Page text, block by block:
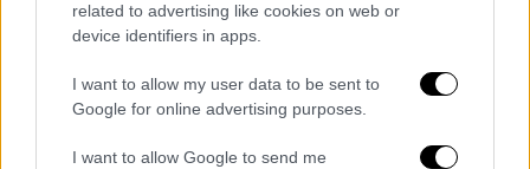
related to advertising like cookies on web or
device identifiers in apps.
I want to allow my user data to be sent to
Google for online advertising purposes.
I want to allow Google to send me
Μεσημεριανό...|07.08.2026 14:06
Μεσημεριανό δελτίο ειδήσεων
07/08/2026